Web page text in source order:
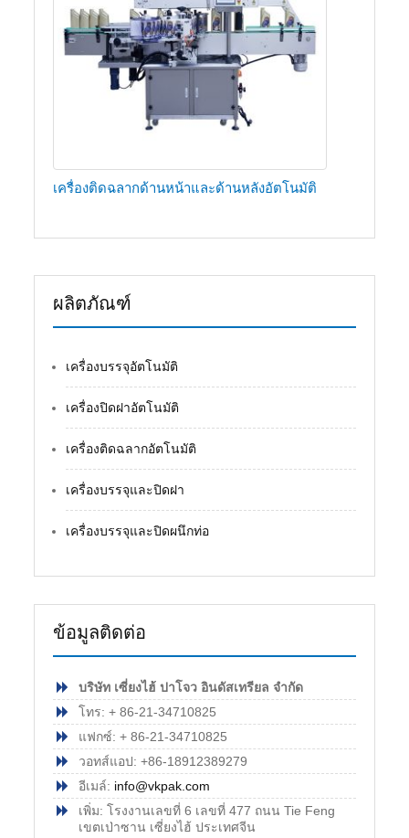
เครื่องติดฉลากด้านหน้าและด้านหลังอัตโนมัติ
ผลิตภัณฑ์
เครื่องบรรจุอัตโนมัติ
เครื่องปิดฝาอัตโนมัติ
เครื่องติดฉลากอัตโนมัติ
เครื่องบรรจุและปิดฝา
เครื่องบรรจุและปิดผนึกท่อ
ข้อมูลติดต่อ
บริษัท เซี่ยงไฮ้ ปาโจว อินดัสเทรียล จำกัด
โทร: + 86-21-34710825
แฟกซ์: + 86-21-34710825
วอทส์แอป: +86-18912389279
อีเมล์: info@vkpak.com
เพิ่ม: โรงงานเลขที่ 6 เลขที่ 477 ถนน Tie Feng
เขตเป่าซาน เซี่ยงไฮ้ ประเทศจีน